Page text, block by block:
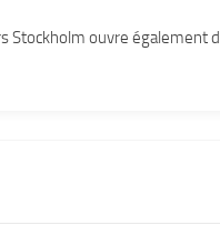
Stockholm ouvre